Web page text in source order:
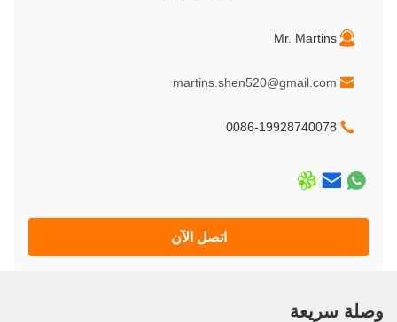
Mr. Martins
martins.shen520@gmail.com
0086-19928740078
اتصل الآن
سريعة